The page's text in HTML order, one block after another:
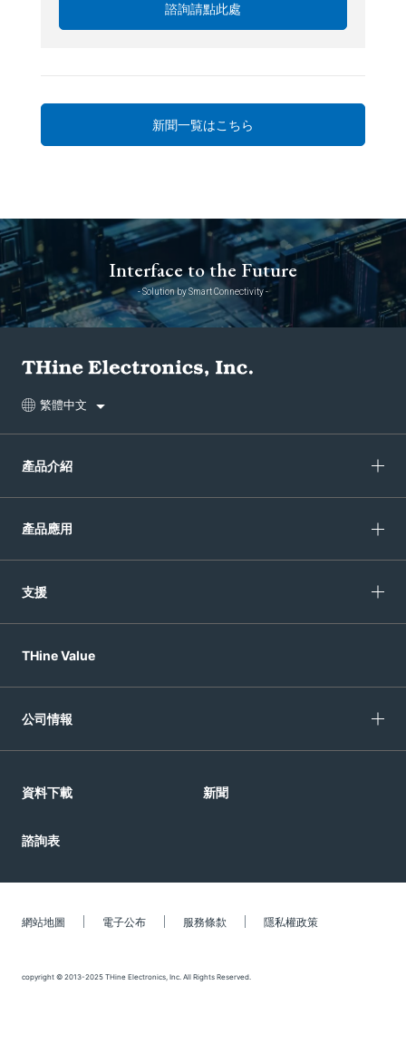
諮詢請點此處
新聞一覧はこちら
Interface to the Future
- Solution by Smart Connectivity -
繁體中文
產品介紹
產品應用
支援
THine Value
公司情報
資料下載 新聞
諮詢表
網站地圖 電子公布 服務條歀 隱私權政策
copyright © 2013-2025 THine Electronics, Inc. All Rights Reserved.